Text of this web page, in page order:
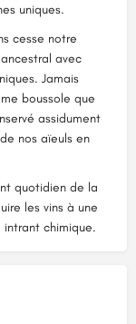
uniques.
cesse notre
avec
Jamais
boussole que
assidument
nos aïeuls en
quotidien de la
les vins à une
intrant chimique.